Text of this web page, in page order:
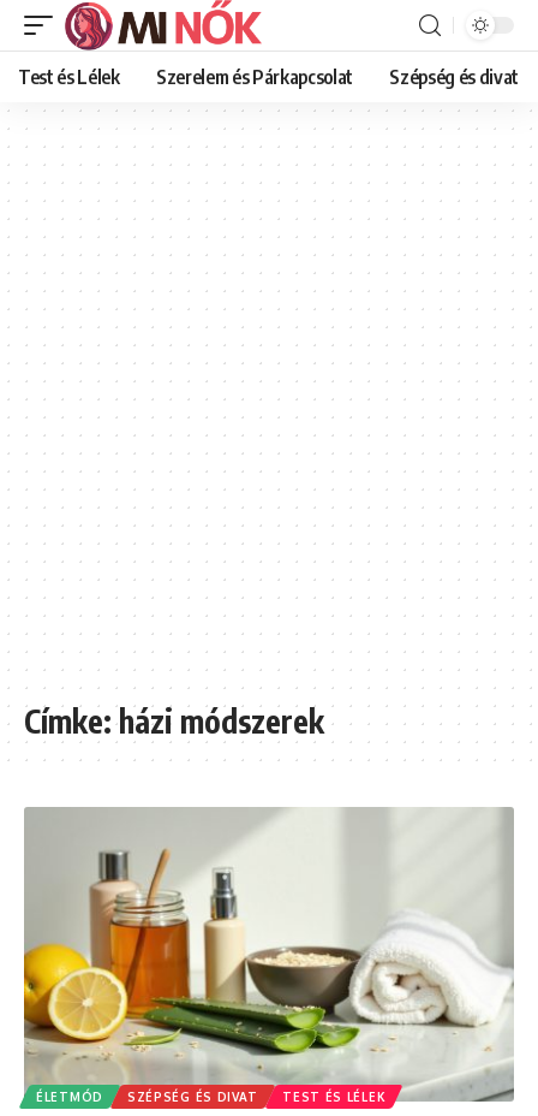
Test és Lélek Szerelem és Párkapcsolat Szépség és divat
Címke:házi módszerek
ÉLETMÓD SZÉPSÉG ÉS DIVAT TEST ÉS LÉLEK